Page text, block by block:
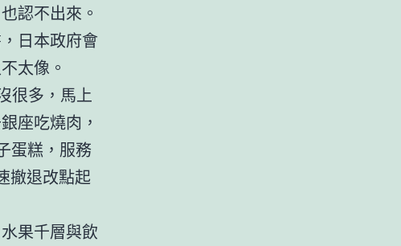
認不出來。
日本政府會
太像。
很多，馬上
座吃燒肉，
蛋糕，服務
撤退改點起
果千層與飲